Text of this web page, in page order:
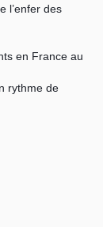
l’enfer des
en France au
rythme de